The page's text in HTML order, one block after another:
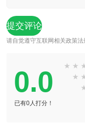
请自觉遵守互联网相关政策
0.0
已有0人打分！
★ ★
★